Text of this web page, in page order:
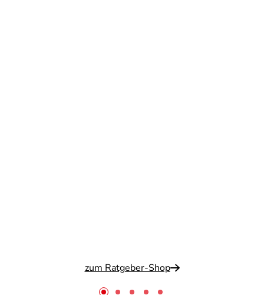
zum Ratgeber-Shop